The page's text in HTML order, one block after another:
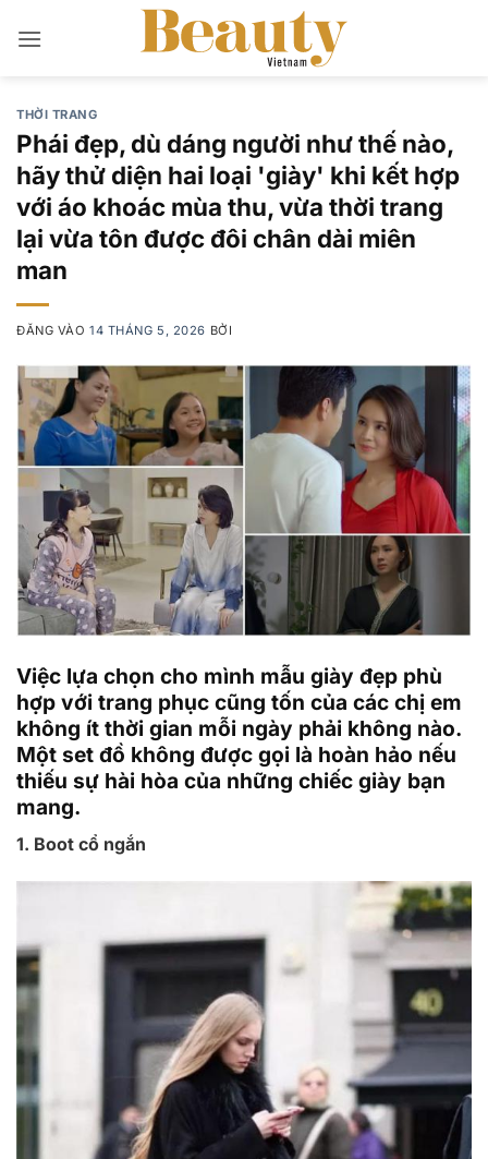
qua
THỜI TRANG
Phái đẹp, dù dáng người như thế nào,
hãy thử diện hai loại 'giày' khi kết hợp
với áo khoác mùa thu, vừa thời trang
lại vừa tôn được đôi chân dài miên
man
ĐĂNG VÀO14 THÁNG 5, 2026 BỞI
Việc lựa chọn cho mình mẫu giày đẹp phù
hợp với trang phục cũng tốn của các chị em
không ít thời gian mỗi ngày phải không nào.
Một set đồ không được gọi là hoàn hảo nếu
thiếu sự hài hòa của những chiếc giày bạn
mang.
1. Boot cổ ngắn